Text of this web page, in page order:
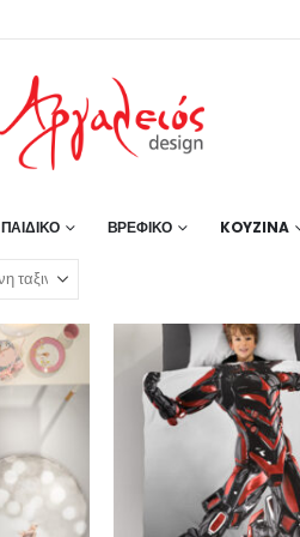
ΠΑΙΔΙΚΟ ΒΡΕΦΙΚΟ KOYZINA
Πετσέτα Θαλάσσης Printed Fruits No.3